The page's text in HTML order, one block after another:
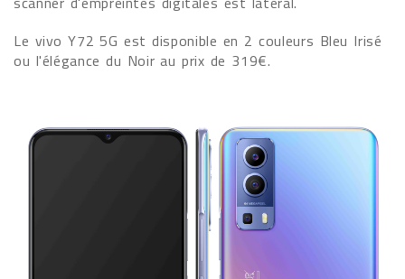
Le vivo Y72 5G est disponible en 2 couleurs Bleu Irisé
ou l'élégance du Noir au prix de 319€.